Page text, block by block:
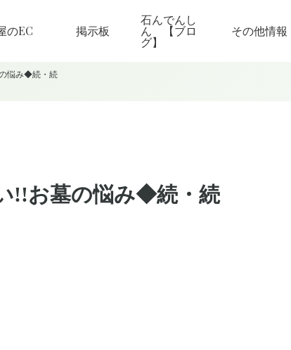
のEC 掲示板
石んでんし
ん 【ブロ
グ】
その他情報
の悩み◆続・続
!!お墓の悩み◆続・続